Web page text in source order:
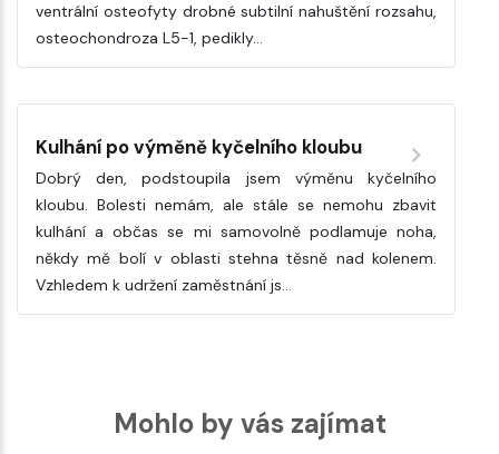
ventrální osteofyty drobné subtilní nahuštění rozsahu,
osteochondroza L5-1, pedikly…
Kulhání po výměně kyčelního kloubu
Dobrý den, podstoupila jsem výměnu kyčelního
kloubu. Bolesti nemám, ale stále se nemohu zbavit
kulhání a občas se mi samovolně podlamuje noha,
někdy mě bolí v oblasti stehna těsně nad kolenem.
Vzhledem k udržení zaměstnání js…
Mohlo by vás zajímat